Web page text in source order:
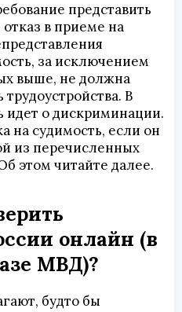
представить
в приеме на
за исключением
выше, не должна
В
идет о дискриминации.
на судимость, если он
из перечисленных
этом читайте далее.
онлайн (в
МВД)?
будто бы